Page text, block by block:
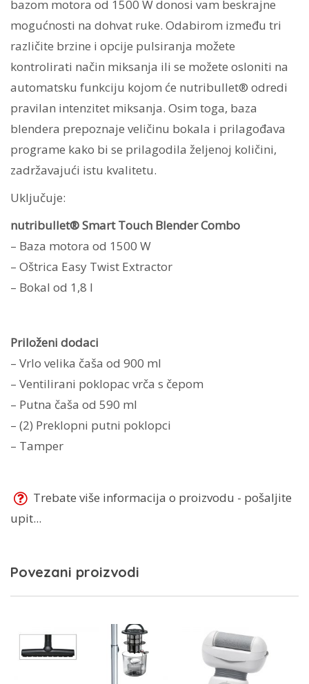
bazom motora od 1500 W donosi vam beskrajne
mogućnosti na dohvat ruke. Odabirom između tri
različite brzine i opcije pulsiranja možete
kontrolirati način miksanja ili se možete osloniti na
automatsku funkciju kojom će nutribullet® odredi
pravilan intenzitet miksanja. Osim toga, baza
blendera prepoznaje veličinu bokala i prilagođava
programe kako bi se prilagodila željenoj količini,
zadržavajući istu kvalitetu.
Uključuje:
nutribullet® Smart Touch Blender Combo
– Baza motora od 1500 W
– Oštrica Easy Twist Extractor
– Bokal od 1,8 l
Priloženi dodaci
– Vrlo velika čaša od 900 ml
– Ventilirani poklopac vrča s čepom
– Putna čaša od 590 ml
– (2) Preklopni putni poklopci
– Tamper
Trebate više informacija o proizvodu - pošaljite
upit...
Povezani proizvodi